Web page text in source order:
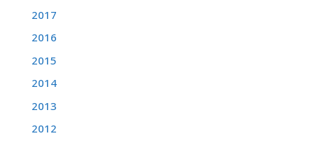
2017
2016
2015
2014
2013
2012